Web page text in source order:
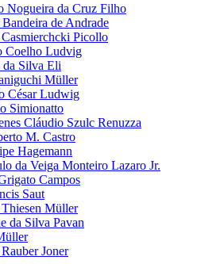
Nogueira da Cruz Filho
de Andrade
Picollo
Coelho Ludvig
da Silva Eli
Müller
César Ludwig
Simionatto
Cláudio Szulc Renuzza
M. Castro
Hagemann
da Veiga Monteiro Lazaro Jr.
Campos
Saut
Müller
da Silva Pavan
Joner